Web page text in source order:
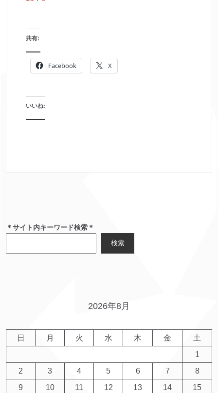
共有:
Facebook X
いいね:
＊サイト内キーワード検索＊
検索
2026年8月
日 月 火 水 木 金
土
1
2
3 4 5 6 7
8
9
10 11 12 13 14 15